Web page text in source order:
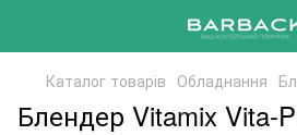
Каталог товарів Обладнання
Блендер Vitamix Vita-